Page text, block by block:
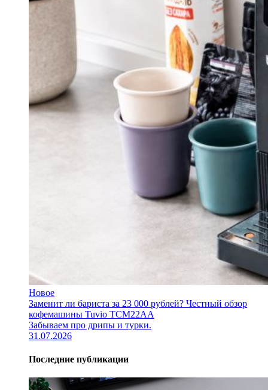
Новое
Заменит ли бариста за 23 000 рублей? Честный обзор
кофемашины Tuvio TCM22AA
Забываем про дрипы и турки.
31.07.2026
Последние публикации